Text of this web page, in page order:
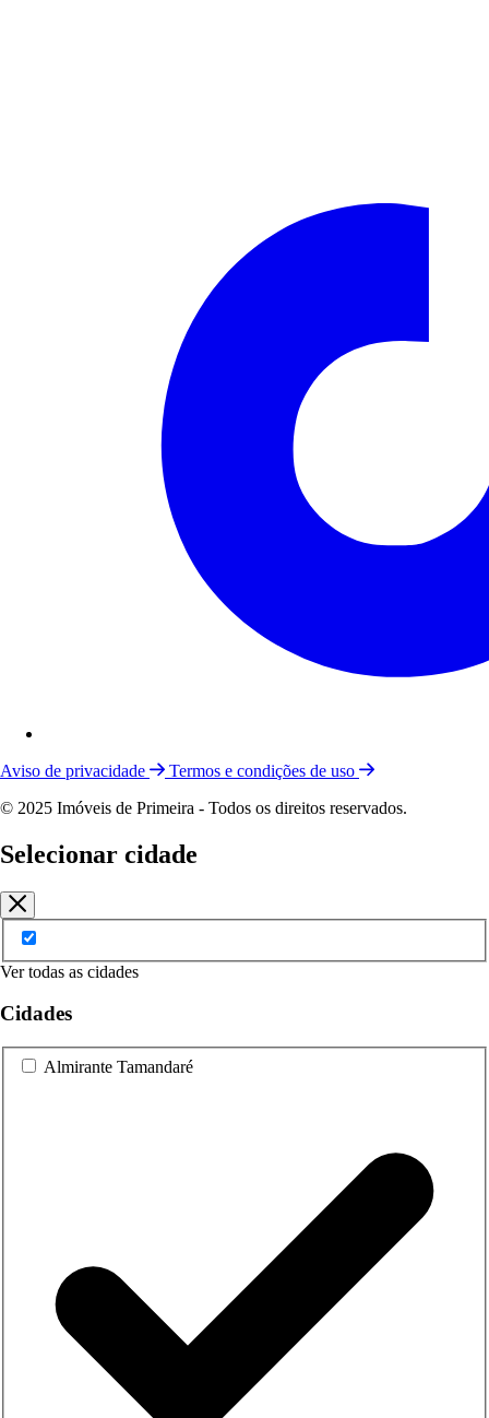
Aviso de privacidade
Termos e condições de uso
© 2025 Imóveis de Primeira - Todos os direitos reservados.
Selecionar cidade
Ver todas as cidades
Cidades
Almirante Tamandaré